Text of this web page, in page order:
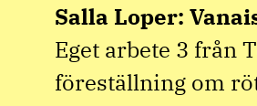
Salla Loper:
Eget arbete 3 från
föreställning om